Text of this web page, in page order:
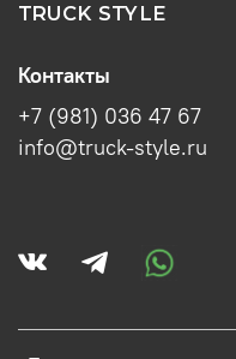
TRUCK STYLE
Контакты
+7 (981) 036 47 67
info@truck-style.ru